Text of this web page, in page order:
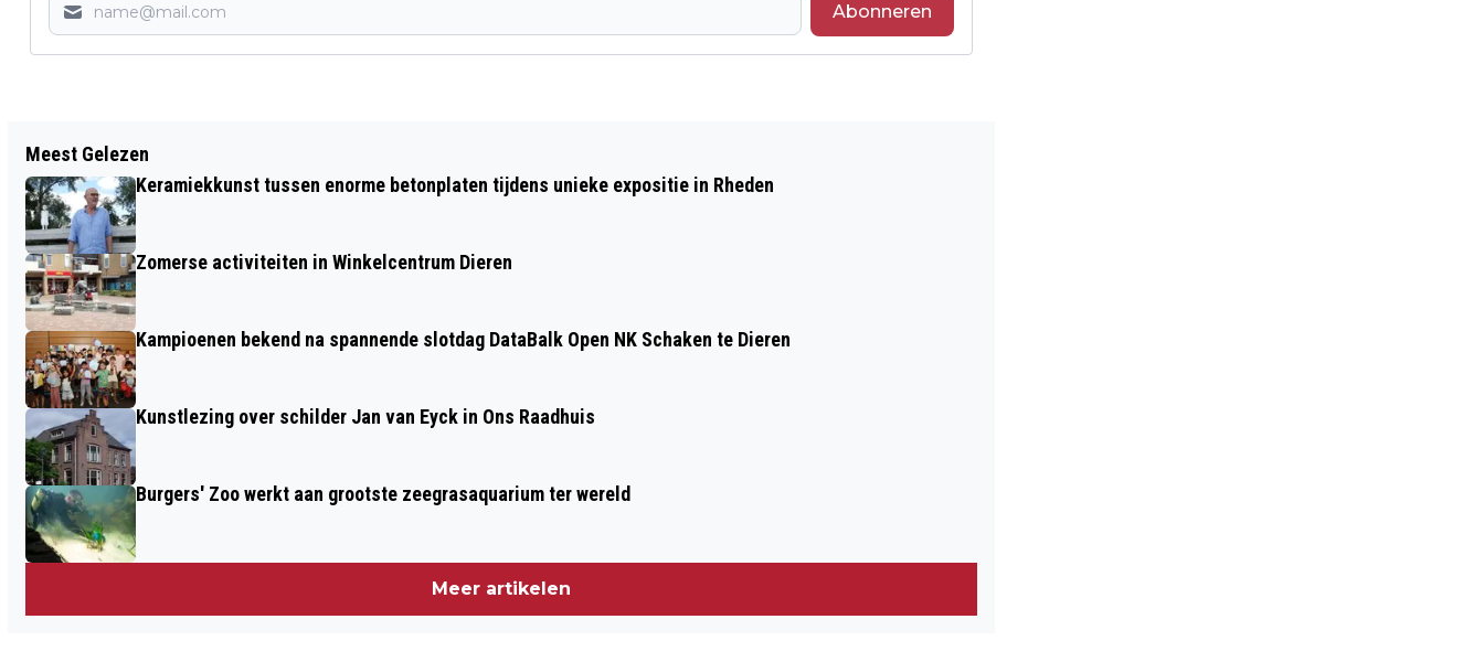
Abonneren
BUURTBEWONER DANSEND OP DE
SCHOUDERS GENOMEN DOOR EEN
VLUCHTELING
SFEERVOLLE CROSS-DUATHLON VAN
Meest Gelezen
Keramiekkunst tussen enorme betonplaten tijdens unieke expositie in Rheden
Zomerse activiteiten in Winkelcentrum Dieren
Kampioenen bekend na spannende slotdag DataBalk Open NK Schaken te Dieren
Kunstlezing over schilder Jan van Eyck in Ons Raadhuis
Burgers' Zoo werkt aan grootste zeegrasaquarium ter wereld
Meer artikelen